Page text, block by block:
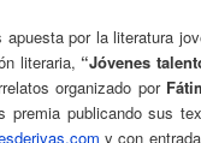
por la literatura
literaria, “Jóvenes
organizado por
premia publicando sus
y con